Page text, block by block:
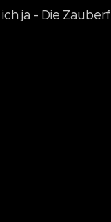
ja - Die